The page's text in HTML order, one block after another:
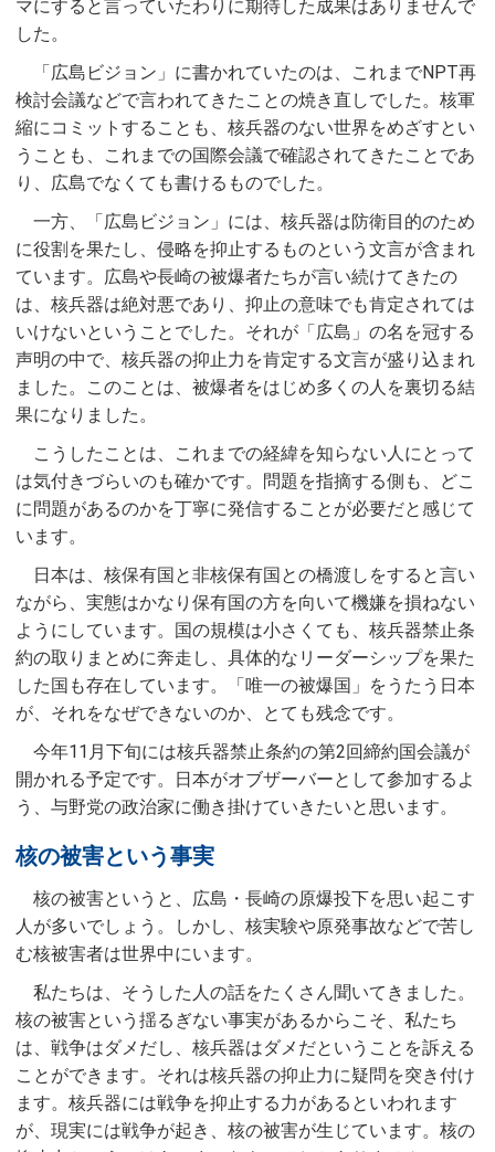
マにすると言っていたわりに期待した成果はありませんで
した。
「広島ビジョン」に書かれていたのは、これまでNPT再
検討会議などで言われてきたことの焼き直しでした。核軍
縮にコミットすることも、核兵器のない世界をめざすとい
うことも、これまでの国際会議で確認されてきたことであ
り、広島でなくても書けるものでした。
一方、「広島ビジョン」には、核兵器は防衛目的のため
に役割を果たし、侵略を抑止するものという文言が含まれ
ています。広島や長崎の被爆者たちが言い続けてきたの
は、核兵器は絶対悪であり、抑止の意味でも肯定されては
いけないということでした。それが「広島」の名を冠する
声明の中で、核兵器の抑止力を肯定する文言が盛り込まれ
ました。このことは、被爆者をはじめ多くの人を裏切る結
果になりました。
こうしたことは、これまでの経緯を知らない人にとって
は気付きづらいのも確かです。問題を指摘する側も、どこ
に問題があるのかを丁寧に発信することが必要だと感じて
います。
日本は、核保有国と非核保有国との橋渡しをすると言い
ながら、実態はかなり保有国の方を向いて機嫌を損ねない
ようにしています。国の規模は小さくても、核兵器禁止条
約の取りまとめに奔走し、具体的なリーダーシップを果た
した国も存在しています。「唯一の被爆国」をうたう日本
が、それをなぜできないのか、とても残念です。
今年11月下旬には核兵器禁止条約の第2回締約国会議が
開かれる予定です。日本がオブザーバーとして参加するよ
う、与野党の政治家に働き掛けていきたいと思います。
核の被害という事実
核の被害というと、広島・長崎の原爆投下を思い起こす
人が多いでしょう。しかし、核実験や原発事故などで苦し
む核被害者は世界中にいます。
私たちは、そうした人の話をたくさん聞いてきました。
核の被害という揺るぎない事実があるからこそ、私たち
は、戦争はダメだし、核兵器はダメだということを訴える
ことができます。それは核兵器の抑止力に疑問を突き付け
ます。核兵器には戦争を抑止する力があるといわれます
が、現実には戦争が起き、核の被害が生じています。核の